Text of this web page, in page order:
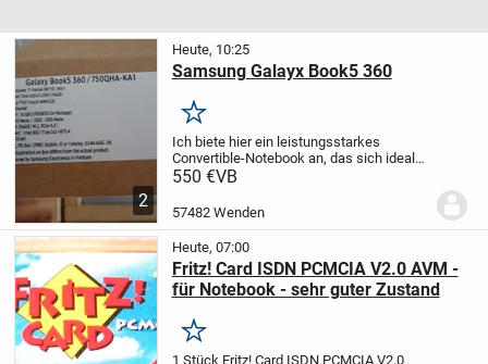
2
Heute, 10:25
Samsung Galayx Book5 360
Merken
Ich biete hier ein leistungsstarkes
Convertible-Notebook an, das sich ideal
für kreative Aufgaben und den mobilen
modernes Design und die praktische
550 €VB
57482 Wenden
Heute, 07:00
Fritz! Card ISDN PCMCIA V2.0 AVM -
für Notebook - sehr guter Zustand
Merken
1 Stück Fritz! Card ISDN PCMCIA V2.0